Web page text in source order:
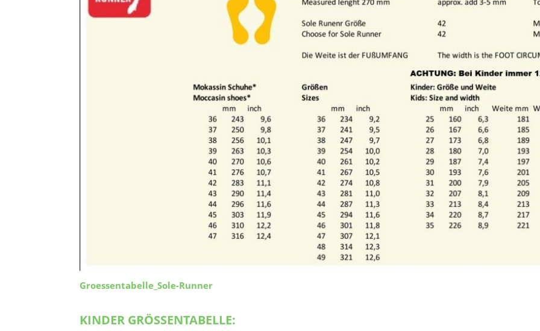
Groessentabelle_Sole-Runner
KINDER GRÖSSENTABELLE: